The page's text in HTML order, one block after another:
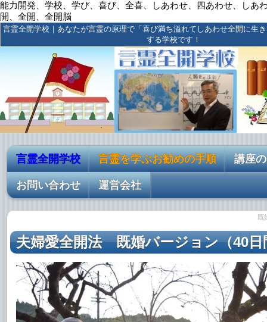
能力開発、学校、学び、喜び、全喜、しあわせ、四あわせ、しあ
開、全開、全開脳
言霊全開学校｜あなたが言霊の原理で「喜び満ち溢れてしあわせ全開に生
する学校です！
言霊全開学校 言霊を学ぶお勧めの手順 講座
お問い合わせ 運営会社
既
夫婦愛全開法既婚バージョン（40日